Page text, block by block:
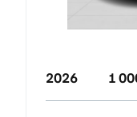
2026 1